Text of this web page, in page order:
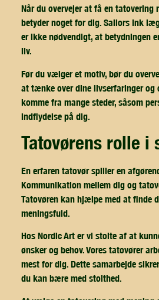
Når du overvejer at få en
betyder noget for dig. Sailors Ink
er ikke nødvendigt, at betydningen
liv.
Før du vælger et motiv, bør du
at tænke over dine livserfaringer og
komme fra mange steder, såsom
indflydelse på dig.
tatovørens rolle
En erfaren tatovør spiller en
Kommunikation mellem dig og
Tatovøren kan hjælpe med at finde
meningsfuld.
Hos Nordic Art er vi stolte af at
ønsker og behov. Vores tatovører
mest for dig. Dette samarbejde
du kan bære med stolthed.